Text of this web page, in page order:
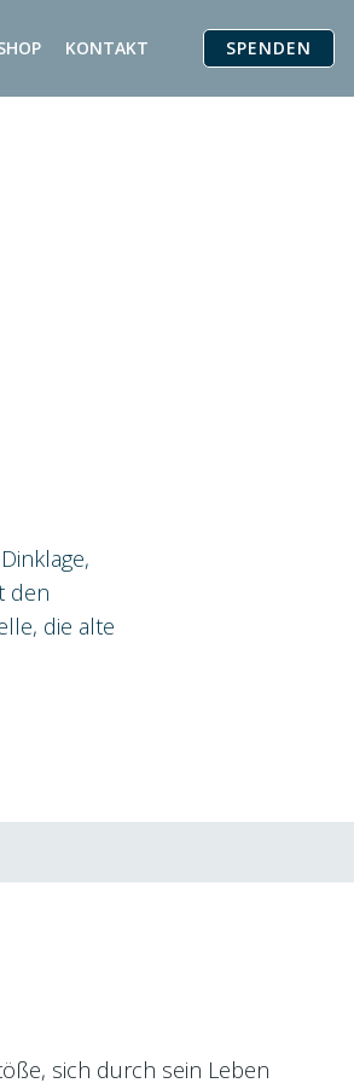
KONTAKT SPENDEN
den
die alte
sich durch sein Leben